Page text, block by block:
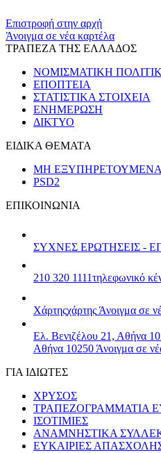
Επιστροφή στην αρχή
Άνοιγμα σε νέα καρτέλα
ΤΡΑΠΕΖΑ ΤΗΣ ΕΛΛΑΔΟΣ
ΝΟΜΙΣΜΑΤΙΚΗ
ΕΠΟΠΤΕΙΑ
ΣΤΑΤΙΣΤΙΚΑ ΣΤΟΙΧΕΙΑ
ΕΝΗΜΕΡΩΣΗ
ΔΙΚΤΥΟ
ΕΙΔΙΚΑ ΘΕΜΑΤΑ
ΜΗ ΕΞΥΠΗΡΕΤΟΥΜΕΝΑ
PSD2
ΕΠΙΚΟΙΝΩΝΙΑ
ΣΥΧΝΕΣ ΕΡΩΤΗΣΕΙΣ -
210 320 1111τηλεφωνικό
Χάρτηςχάρτης Άνοιγμα σε
Ελ. Βενιζέλου 21, Αθήνα
Αθήνα 10250 Άνοιγμα σε
ΓΙΑ ΙΔΙΩΤΕΣ
ΧΡΥΣΟΣ
ΤΡΑΠΕΖΟΓΡΑΜΜΑΤΙΑ
ΙΣΟΤΙΜΙΕΣ
ΑΝΑΜΝΗΣΤΙΚΑ
ΕΥΚΑΙΡΙΕΣ